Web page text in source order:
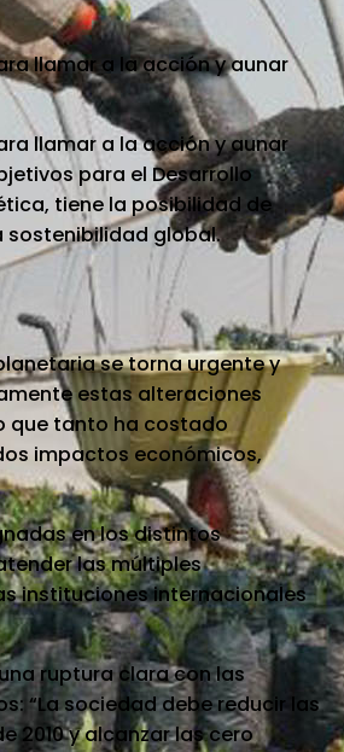
llamar a la acción y aunar
llamar a la acción y aunar
para el Desarrollo
tiene la posibilidad de
sostenibilidad global.
se torna urgente y
estas alteraciones
que tanto ha costado
impactos económicos,
en los distintos
las múltiples
instituciones internacionales
ruptura clara con las
“La sociedad debe reducir las
2010 y alcanzar las cero